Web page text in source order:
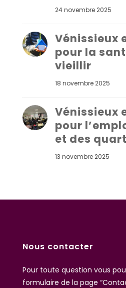
24 novembre 2025
Vénissieux
pour la
vieillir
18 novembre 2025
Vénissieux
pour
et des
13 novembre 2025
Nous contacter
Pour toute question vous
formulaire de la page